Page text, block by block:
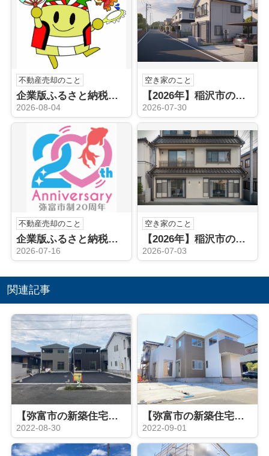
不動産売却のこと
企業版ふるさと納税（稲沢市）
2026-08-04
空き家のこと
【2026年】稲沢市の空き家売却はどうする？不動産会社の選び方と手順を解説
2026-07-30
不動産売却のこと
企業版ふるさと納税（弥富市）
2026-07-16
空き家のこと
【2026年】稲沢市の空き家相続後どうする？売却や手続きの流れを解説
2026-07-03
関連記事
【弥富市の新築住宅】 完成♪弥富市 五明第３ 全２棟
2022-08-30
【弥富市の新築住宅】完成5LDK！弥富市前ヶ平 全１棟
2022-09-01